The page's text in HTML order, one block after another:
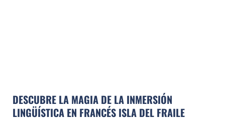
DESCUBRE LA MAGIA DE LA INMERSIÓN
LINGÜÍSTICA EN FRANCÉS ISLA DEL FRAILE